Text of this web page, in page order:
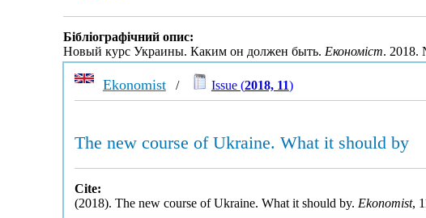
Бібліографічний опис:
Новый курс Украины. Каким он должен быть. Економіст. 2018.
Ekonomist/ Issue (2018, 11)
The new course of Ukraine. What it should by
Cite:
(2018). The new course of Ukraine. What it should by. Ekonomist,